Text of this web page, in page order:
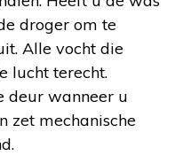
droger om te
Alle vocht die
lucht terecht.
deur wanneer u
zet mechanische